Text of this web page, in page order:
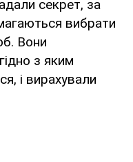
секрет, за
вибрати
Вони
з яким
і вирахували